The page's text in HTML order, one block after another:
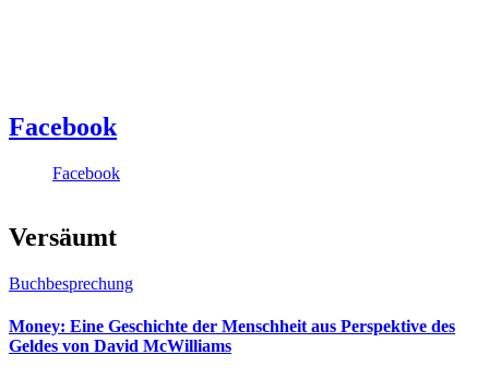
Facebook
Facebook
Versäumt
Buchbesprechung
Money: Eine Geschichte der Menschheit aus Perspektive des
Geldes von David McWilliams